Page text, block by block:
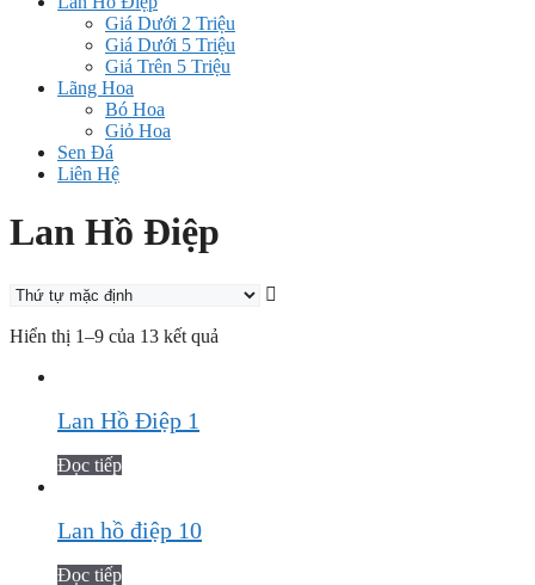
Giá Dưới 2 Triệu
Giá Dưới 5 Triệu
Giá Trên 5 Triệu
Lãng Hoa
Bó Hoa
Giỏ Hoa
Sen Đá
Liên Hệ
Lan Hồ Điệp
Hiển thị 1–9 của 13 kết quả
Lan Hồ Điệp 1
Đọc tiếp
Lan hồ điệp 10
Đọc tiếp